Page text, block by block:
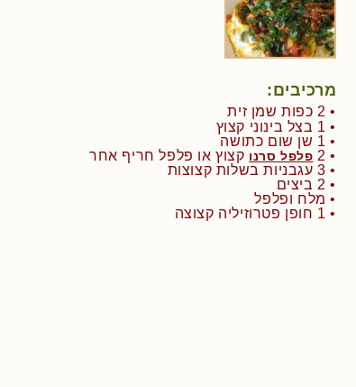
מרכיבים:
• 2 כפות שמן זית
• 1 בצל בינוני קצוץ
• 1 שן שום כתושה
• 2
פלפל סרנו קצוץ או פלפל חריף אחר
• 3 עגבניות בשלות קצוצות
• 2 ביצים
• מלח ופלפל
• 1 חופן פטרוזיליה קצוצה